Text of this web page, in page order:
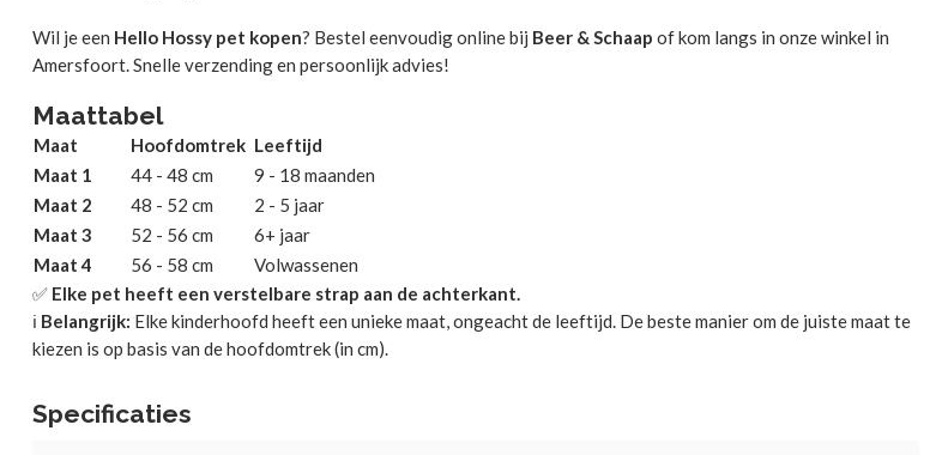
Wil je een Hello Hossy pet kopen? Bestel eenvoudig online bij Beer & Schaap of kom langs in onze winkel in
Amersfoort. Snelle verzending en persoonlijk advies!
Maattabel
Maat Hoofdomtrek Leeftijd
Maat 1
44 - 48 cm
9 - 18 maanden
Maat 2
48 - 52 cm
2 - 5 jaar
Maat 3
52 - 56 cm
6+ jaar
Maat 4
56 - 58 cm
Volwassenen
✅ Elke pet heeft een verstelbare strap aan de achterkant.
ℹ️ Belangrijk: Elke kinderhoofd heeft een unieke maat, ongeacht de leeftijd. De beste manier om de juiste maat te
kiezen is op basis van de hoofdomtrek (in cm).
Specificaties